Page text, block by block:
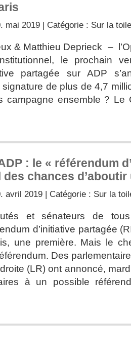
mai 2019 | Catégorie : Sur la toile
& Matthieu Deprieck –
le prochain
partagée sur ADP
de plus de 4,7
campagne ensemble ? Le
: le « référendum
des chances
avril 2019 | Catégorie : Sur la
et sénateurs de
d’initiative partagée
une première. Mais le
Des
(LR) ont annoncé,
à un possible